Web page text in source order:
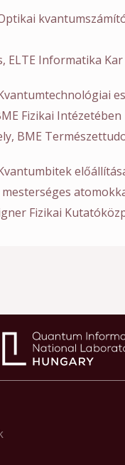
ELTE Informatika Kar
Fizikai Intézetében
BME
Fizikai